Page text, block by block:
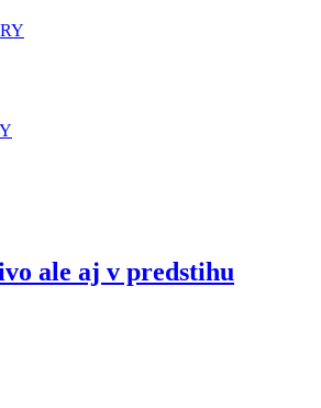
ale aj v predstihu